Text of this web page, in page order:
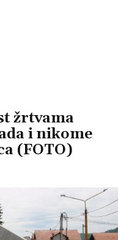
žrtvama
i nikome
(FOTO)